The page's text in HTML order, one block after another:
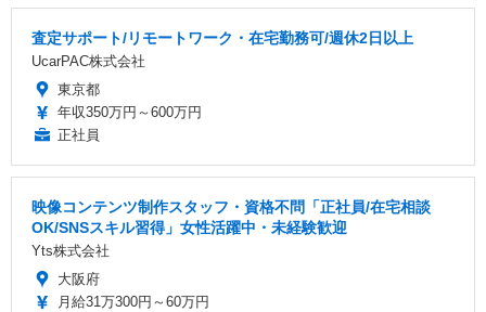
査定サポート/リモートワーク・在宅勤務可/週休2日以上
UcarPAC株式会社
東京都
年収350万円～600万円
正社員
映像コンテンツ制作スタッフ・資格不問「正社員/在宅相談
OK/SNSスキル習得」女性活躍中・未経験歓迎
Yts株式会社
大阪府
月給31万300円～60万円